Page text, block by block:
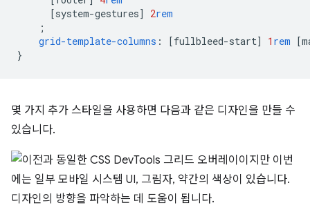
[system-gestures] 2rem
;
grid-template-columns : [fullbleed-start] 1 rem [
}
몇 가지 추가 스타일을 사용하면 다음과 같은 디자인을 만들 수
있습니다.